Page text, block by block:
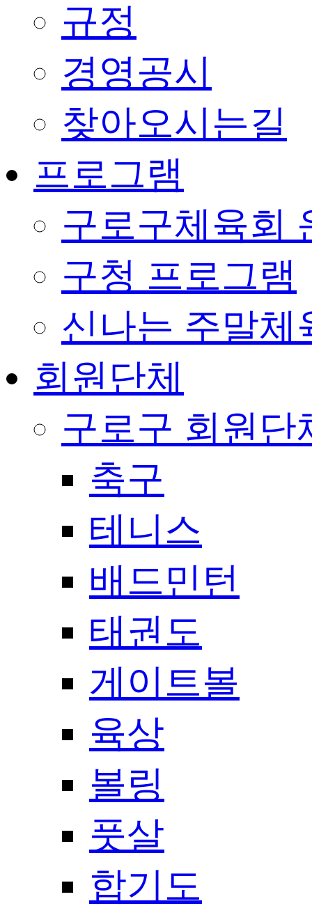
규정
경영공시
찾아오시는길
프로그램
구로구체육회
구청 프로그램
신나는 주말체
회원단체
구로구 회원단
축구
테니스
배드민턴
태권도
게이트볼
육상
볼링
풋살
합기도